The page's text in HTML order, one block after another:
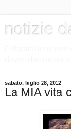
notizie
sabato, luglio 28, 2012
La MIA vita